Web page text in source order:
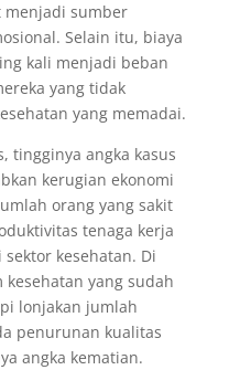
menjadi sumber
Selain itu, biaya
kali menjadi beban
yang tidak
yang memadai.
tingginya angka kasus
kerugian ekonomi
orang yang sakit
tenaga kerja
kesehatan. Di
yang sudah
lonjakan jumlah
penurunan kualitas
angka kematian.